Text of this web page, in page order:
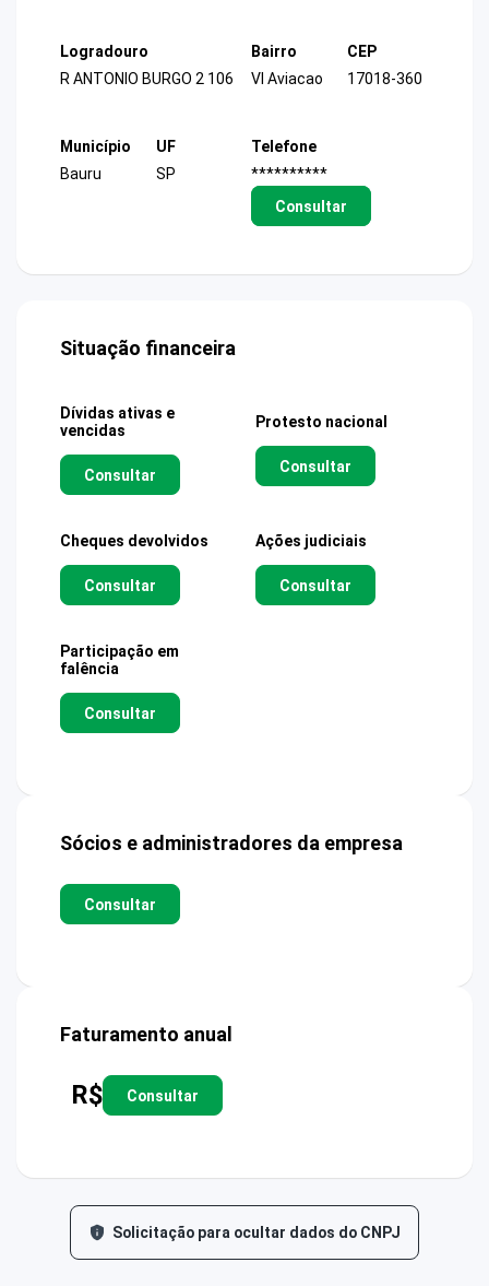
Logradouro
R ANTONIO BURGO 2 106
Bairro
Vl Aviacao
CEP
17018-360
Município
Bauru
UF
SP
Telefone
**********
Consultar
Situação financeira
Dívidas ativas e
vencidas
Consultar
Protesto nacional
Consultar
Cheques devolvidos
Consultar
Ações judiciais
Consultar
Participação em
falência
Consultar
Sócios e administradores da empresa
Consultar
Faturamento anual
R$ Consultar
Solicitação para ocultar dados do CNPJ